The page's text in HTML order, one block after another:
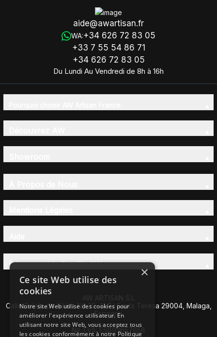
aide@awartisan.fr
WA:+34 626 72 83 05
+33 7 55 54 86 71
+34 626 72 83 05
Du Lundi Au Vendredi de 8h à 16h
Découvrez la Famille AW
AW ARTISAN S.L
Calle Caleta de Vélez Nº 39-41 P.I Santa Teresa 29004, Malaga,
Espagne
Nº TVA: ESB93657658
×
Ce site Web utilise des
cookies
Notre site Web utilise des cookies pour
améliorer l'expérience utilisateur. En
utilisant notre site Web, vous acceptez tous
les cookies conformément à notre Politique